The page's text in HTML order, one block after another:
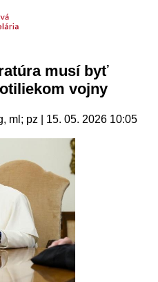
musí byť
vojny
ml; pz | 15. 05. 2026 10:05